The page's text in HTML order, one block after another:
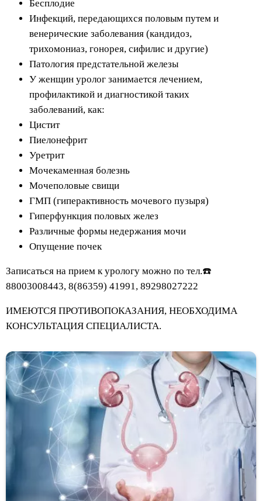
Бесплодие
Инфекций, передающихся половым путем и
венерические заболевания (кандидоз,
трихомониаз, гонорея, сифилис и другие)
Патология предстательной железы
У женщин уролог занимается лечением,
профилактикой и диагностикой таких
заболеваний, как:
Цистит
Пиелонефрит
Уретрит
Мочекаменная болезнь
Мочеполовые свищи
ГМП (гиперактивность мочевого пузыря)
Гиперфункция половых желез
Различные формы недержания мочи
Опущение почек
Записаться на прием к урологу можно по тел.☎️
88003008443, 8(86359) 41991, 89298027222
ИМЕЮТСЯ ПРОТИВОПОКАЗАНИЯ, НЕОБХОДИМА
КОНСУЛЬТАЦИЯ СПЕЦИАЛИСТА.